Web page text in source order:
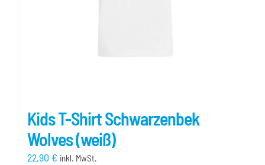
Kids T-Shirt Schwarzenbek
Wolves (weiß)
22,90 € inkl. MwSt.